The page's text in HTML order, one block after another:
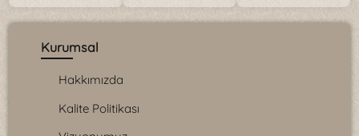
Kurumsal
Hakkımızda
Kalite Politikası